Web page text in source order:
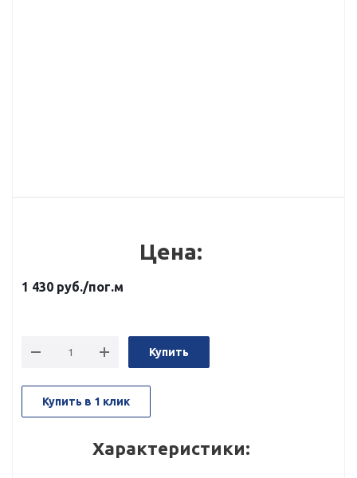
Цена:
1 430 руб./пог.м
Купить
Купить в 1 клик
Характеристики: